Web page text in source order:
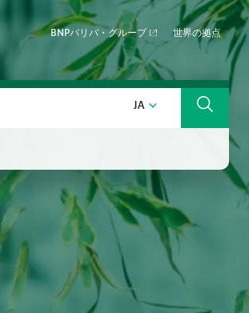
BNPパリバ・グループ 世界の拠点
JA 日本語 検索